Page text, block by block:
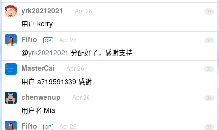
31
yrk20212021 Apr 26
用户 kerry
32
Fifto OP Apr 26
@yrk20212021 分配好了，感谢支持
33
MasterCai Apr 26
用户 a719591339 感谢
34
chenwenup Apr 26
用户名 Mia
35
Fifto OP Apr 26